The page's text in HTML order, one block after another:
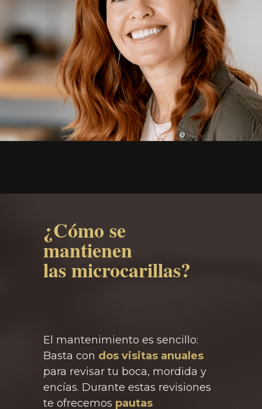
¿Cómo se
mantienen
las microcarillas?
El mantenimiento es sencillo:
Basta con dos visitas anuales
para revisar tu boca, mordida y
encías. Durante estas revisiones
te ofrecemos pautas